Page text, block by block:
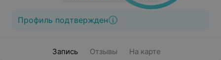
Профиль подтвержден
Запись Отзывы На карте